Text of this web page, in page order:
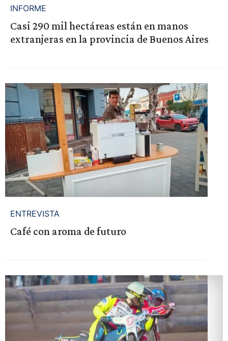
INFORME
Casi 290 mil hectáreas están en manos
extranjeras en la provincia de Buenos Aires
ENTREVISTA
Café con aroma de futuro